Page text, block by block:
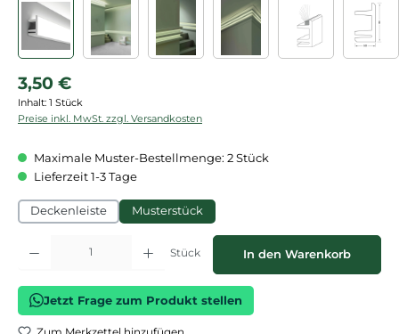
Regulärer Preis:
3,50 €
Inhalt: 1 Stück
Preise inkl. MwSt. zzgl. Versandkosten
Maximale Muster-Bestellmenge: 2 Stück
Lieferzeit 1-3 Tage
Deckenleiste Musterstück
Produkt Anzahl: Gib den gewünschten Wert ein oder benutze die
Stück In den Warenkorb
Jetzt Frage zum Produkt stellen